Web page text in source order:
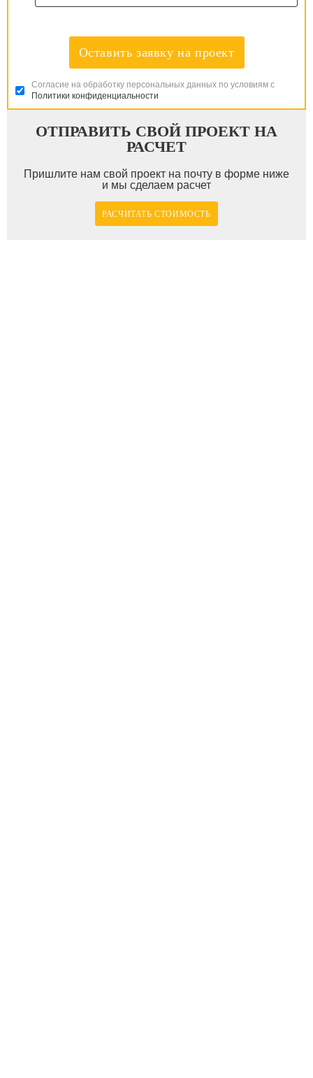
Оставить заявку на проект
Согласие на обработку персональных данных по условиям с
Политики конфиденциальности
ОТПРАВИТЬ СВОЙ ПРОЕКТ НА
РАСЧЕТ
Пришлите нам свой проект на почту в форме ниже
и мы сделаем расчет
РАСЧИТАТЬ СТОИМОСТЬ